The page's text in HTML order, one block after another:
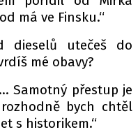
má ve Finsku.“
dieselů utečeš do
mé obavy?
Samotný přestup je
bych chtěl
s historikem.“